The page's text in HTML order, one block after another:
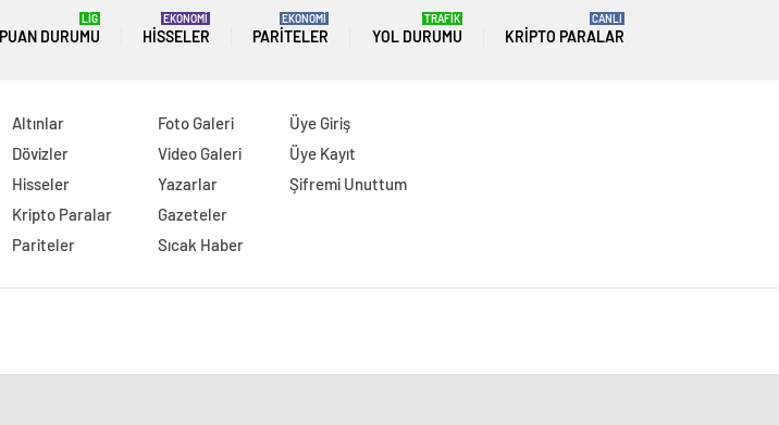
PUAN DURUMU
LİG
HISSELER
EKONOMİ
PARITELER
EKONOMİ
YOL DURUMU
TRAFİK
KRIPTO PARALAR
CANLI
Altınlar
Dövizler
Hisseler
Kripto Paralar
Pariteler
Foto Galeri
Video Galeri
Yazarlar
Gazeteler
Sıcak Haber
Üye Giriş
Üye Kayıt
Şifremi Unuttum